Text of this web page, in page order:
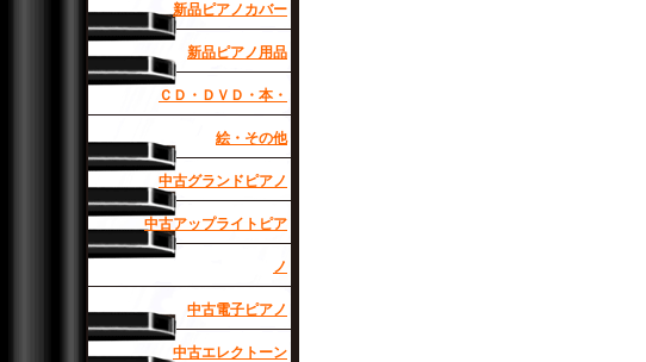
新品ピアノカバー
新品ピアノ用品
ＣＤ・ＤＶＤ・本・
絵・その他
中古グランドピアノ
中古アップライトピア
ノ
中古電子ピアノ
中古エレクトーン